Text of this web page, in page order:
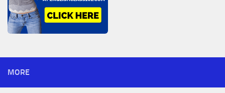
MORE